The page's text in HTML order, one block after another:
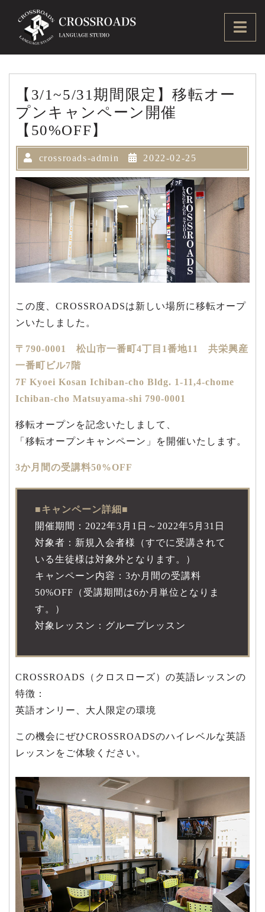
content
【3/1~5/31期間限定】移転オー
プンキャンペーン開催
【50%OFF】
crossroads-admin 2022-02-25
この度、CROSSROADSは新しい場所に移転オープ
ンいたしました。
〒790-0001 松山市一番町4丁目1番地11 共栄興産
一番町ビル7階
7F Kyoei Kosan Ichiban-cho Bldg. 1-11,4-chome
Ichiban-cho Matsuyama-shi 790-0001
移転オープンを記念いたしまして、
「移転オープンキャンペーン」を開催いたします。
3か月間の受講料50%OFF
■キャンペーン詳細■
開催期間：2022年3月1日～2022年5月31日
対象者：新規入会者様（すでに受講されて
いる生徒様は対象外となります。）
キャンペーン内容：3か月間の受講料
50%OFF（受講期間は6か月単位となりま
す。）
対象レッスン：グループレッスン
CROSSROADS（クロスローズ）の英語レッスンの
特徴：
英語オンリー、大人限定の環境
この機会にぜひCROSSROADSのハイレベルな英語
レッスンをご体験ください。